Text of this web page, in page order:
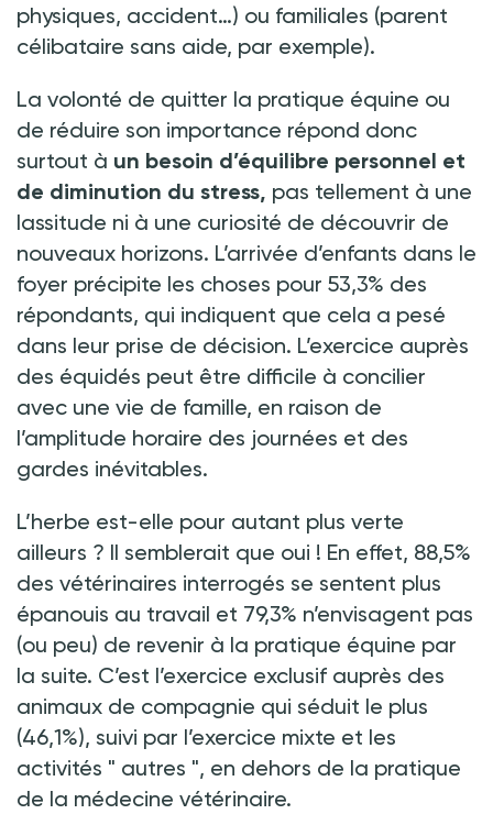
physiques, accident…) ou familiales (parent
célibataire sans aide, par exemple).
La volonté de quitter la pratique équine ou
de réduire son importance répond donc
surtout à un besoin d’équilibre personnel et
de diminution du stress, pas tellement à une
lassitude ni à une curiosité de découvrir de
nouveaux horizons. L’arrivée d’enfants dans le
foyer précipite les choses pour 53,3% des
répondants, qui indiquent que cela a pesé
dans leur prise de décision. L’exercice auprès
des équidés peut être difficile à concilier
avec une vie de famille, en raison de
l’amplitude horaire des journées et des
gardes inévitables.
L’herbe est-elle pour autant plus verte
ailleurs ? Il semblerait que oui ! En effet, 88,5%
des vétérinaires interrogés se sentent plus
épanouis au travail et 79,3% n’envisagent pas
(ou peu) de revenir à la pratique équine par
la suite. C’est l’exercice exclusif auprès des
animaux de compagnie qui séduit le plus
(46,1%), suivi par l’exercice mixte et les
activités " autres ", en dehors de la pratique
de la médecine vétérinaire.